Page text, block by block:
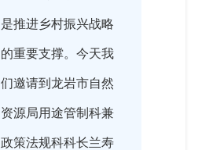
是推进乡村振兴战略
的重要支撑。今天我
们邀请到龙岩市自然
资源局用途管制科兼
政策法规科科长兰寿